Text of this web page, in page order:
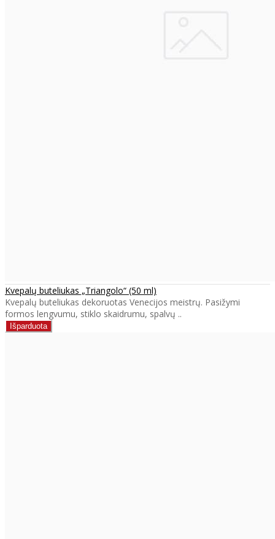
Kvepalų buteliukas „Triangolo“ (50 ml)
Kvepalų buteliukas dekoruotas Venecijos meistrų. Pasižymi
formos lengvumu, stiklo skaidrumu, spalvų ..